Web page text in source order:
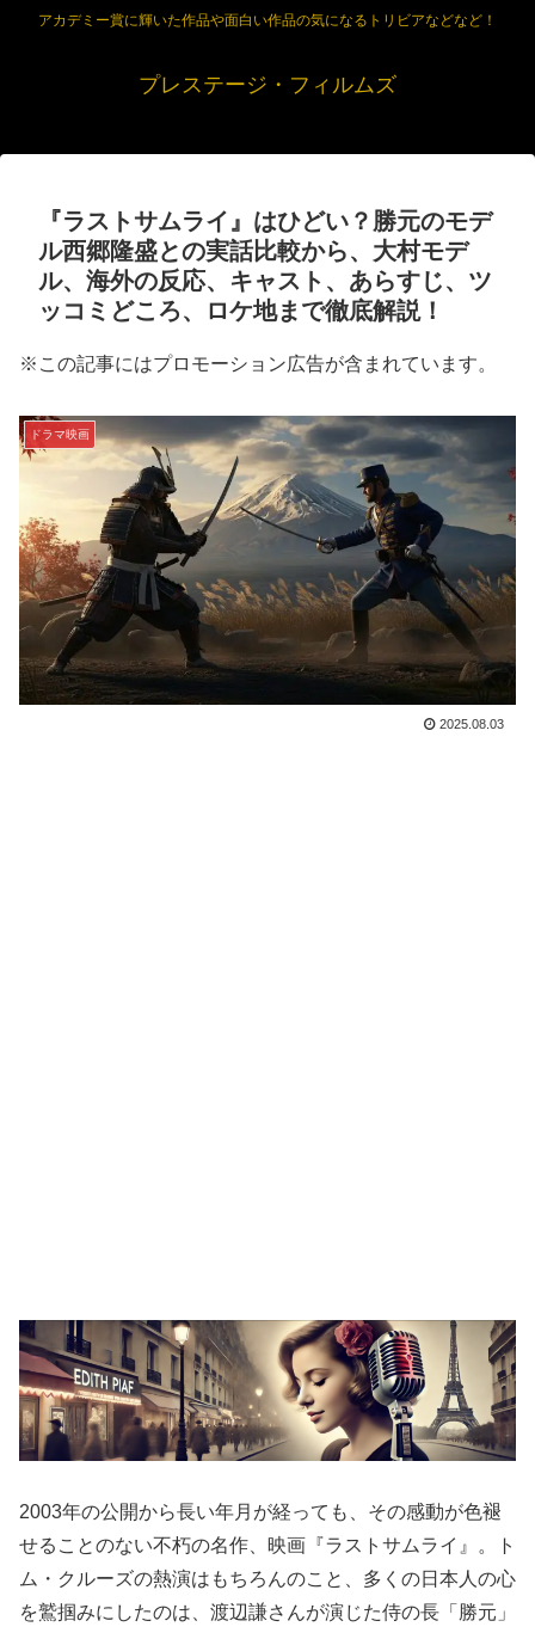
アカデミー賞に輝いた作品や面白い作品の気になるトリビアなどなど！
プレステージ・フィルムズ
『ラストサムライ』はひどい？勝元のモデ
ル西郷隆盛との実話比較から、大村モデ
ル、海外の反応、キャスト、あらすじ、ツ
ッコミどころ、ロケ地まで徹底解説！
※この記事にはプロモーション広告が含まれています。
ドラマ映画
2025.08.03
2003年の公開から長い年月が経っても、その感動が色褪
せることのない不朽の名作、映画『ラストサムライ』。ト
ム・クルーズの熱演はもちろんのこと、多くの日本人の心
を鷲掴みにしたのは、渡辺謙さんが演じた侍の長「勝元」